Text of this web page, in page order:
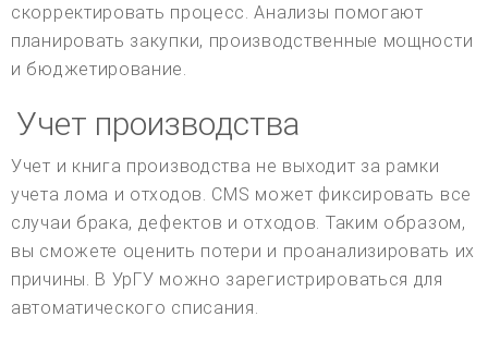
скорректировать процесс. Анализы помогают
планировать закупки, производственные мощности
и бюджетирование.
Учет производства
Учет и книга производства не выходит за рамки
учета лома и отходов. CMS может фиксировать все
случаи брака, дефектов и отходов. Таким образом,
вы сможете оценить потери и проанализировать их
причины. В УрГУ можно зарегистрироваться для
автоматического списания.